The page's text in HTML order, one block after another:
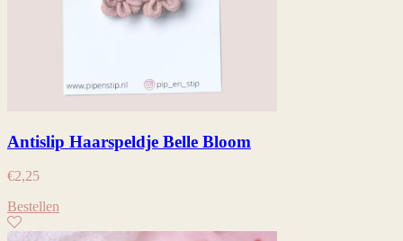
Antislip Haarspeldje Belle Bloom
€2,25
Bestellen